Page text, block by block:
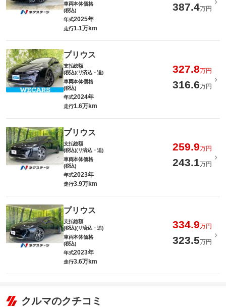
車両本体価格
(税込)
387.4万円
年式2025年
走行1.1万km
プリウス
支払総額
(税込)(リ済込・追)
327.8万円
車両本体価格
(税込)
316.6万円
年式2024年
走行1.6万km
プリウス
支払総額
(税込)(リ済込・追)
259.9万円
車両本体価格
(税込)
243.1万円
年式2023年
走行3.9万km
プリウス
支払総額
(税込)(リ済込・追)
334.9万円
車両本体価格
(税込)
323.5万円
年式2023年
走行3.6万km
クルマのクチコミ